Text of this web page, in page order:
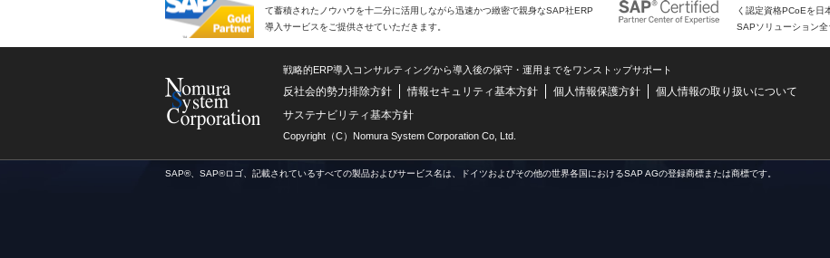
て蓄積されたノウハウを十二分に活用しながら迅速かつ緻密で親身なSAP社ERP
導入サービスをご提供させていただきます。
く認定資格PCoEを日
SAPソリューション全
戦略的ERP導入コンサルティングから導入後の保守・運用までをワンストップサポート
反社会的勢力排除方針 情報セキュリティ基本方針 個人情報保護方針
個人情報の取り扱いについて
サステナビリティ基本方針
Copyright（C）Nomura System Corporation Co, Ltd.
SAP®、SAP®ロゴ、記載されているすべての製品およびサービス名は、ドイツおよびその他の世界各国におけるSAP AGの登録商標または商標です。